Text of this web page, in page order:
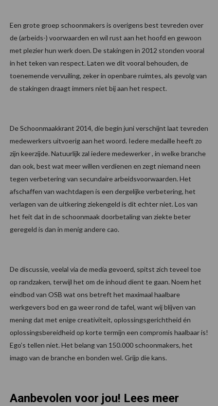
Een grote groep schoonmakers is overigens best tevreden over
de (arbeids-) voorwaarden en wil rust aan het hoofd en gewoon
met plezier hun werk doen. De stakingen in 2012 stonden vooral
in het teken van respect. Laten we dit vooral behouden, de
toenemende vervuiling, zeker in openbare ruimtes, als gevolg van
de stakingen draagt immers niet bij aan het respect.
De Schoonmaakkrant 2014, die begin juni verschijnt laat tevreden
medewerkers uitvoerig aan het woord. Iedere medaille heeft zo
zijn keerzijde. Natuurlijk zal iedere medewerker , in welke branche
dan ook, best wat meer willen verdienen en zegt niemand neen
tegen verbetering van secundaire arbeidsvoorwaarden. Het
afschaffen van wachtdagen is een dergelijke verbetering, het
verlagen van de uitkering ziekengeld is dit echter niet. Los van
het feit dat in de schoonmaak doorbetaling van ziekte beter
geregeld is dan in menig andere cao.
De discussie, veelal via de media gevoerd, spitst zich teveel toe
op randzaken, terwijl het om de inhoud dient te gaan. Noem het
eindbod van OSB wat ons betreft het maximaal haalbare
werkgevers bod en ga weer rond de tafel, want wij blijven van
mening dat met enige creativiteit, oplossingsgerichtheid én
oplossingsbereidheid op korte termijn een compromis haalbaar is!
Ego’s tellen niet. Het belang van 150.000 schoonmakers, het
imago van de branche en bonden wel. Grijp die kans.
Aanbevolen voor jou! Lees meer